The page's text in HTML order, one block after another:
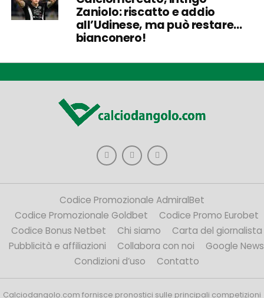
Zaniolo: riscatto e addio
all’Udinese, ma può restare…
bianconero!
Codice Promozionale AdmiralBet
Codice Promozionale Goldbet
Codice Promo Eurobet
Codice Bonus Netbet
Chi siamo
Carta del giornalista
Pubblicità e affiliazioni
Collabora con noi
Google News
Condizioni d’uso
Contatto
Calciodangolo.com fornisce pronostici sulle principali competizioni